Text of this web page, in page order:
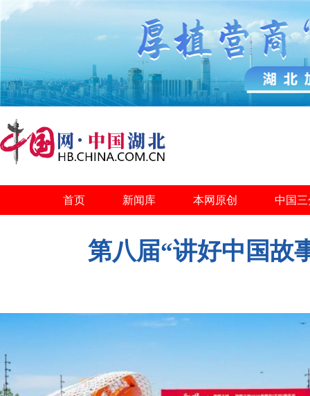
首页 新闻库 本网原创 中国
第八届“讲好中国故